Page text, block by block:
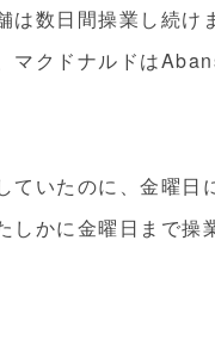
は数日間操業し続け
マクドナルドは
ていたのに、金曜
しかに金曜日まで操